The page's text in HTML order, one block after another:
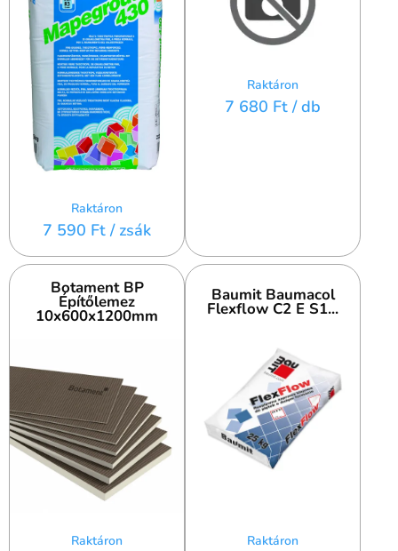
Raktáron
7 590 Ft / zsák
Raktáron
7 680 Ft / db
Botament BP
Építőlemez
10x600x1200mm
Raktáron
Baumit Baumacol
Flexflow C2 E S1...
Raktáron